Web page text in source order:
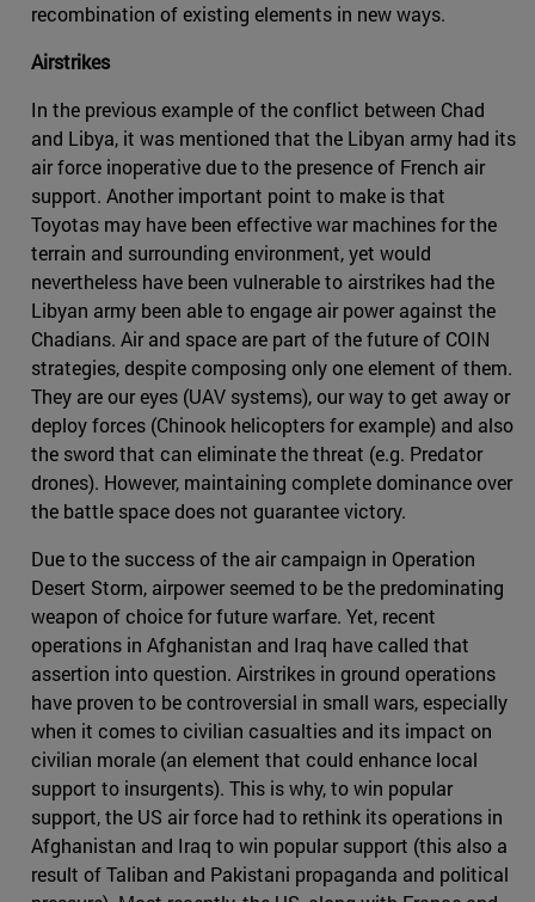
recombination of existing elements in new ways.
Airstrikes
In the previous example of the conflict between Chad
and Libya, it was mentioned that the Libyan army had its
air force inoperative due to the presence of French air
support. Another important point to make is that
Toyotas may have been effective war machines for the
terrain and surrounding environment, yet would
nevertheless have been vulnerable to airstrikes had the
Libyan army been able to engage air power against the
Chadians. Air and space are part of the future of COIN
strategies, despite composing only one element of them.
They are our eyes (UAV systems), our way to get away or
deploy forces (Chinook helicopters for example) and also
the sword that can eliminate the threat (e.g. Predator
drones). However, maintaining complete dominance over
the battle space does not guarantee victory.
Due to the success of the air campaign in Operation
Desert Storm, airpower seemed to be the predominating
weapon of choice for future warfare. Yet, recent
operations in Afghanistan and Iraq have called that
assertion into question. Airstrikes in ground operations
have proven to be controversial in small wars, especially
when it comes to civilian casualties and its impact on
civilian morale (an element that could enhance local
support to insurgents). This is why, to win popular
support, the US air force had to rethink its operations in
Afghanistan and Iraq to win popular support (this also a
result of Taliban and Pakistani propaganda and political